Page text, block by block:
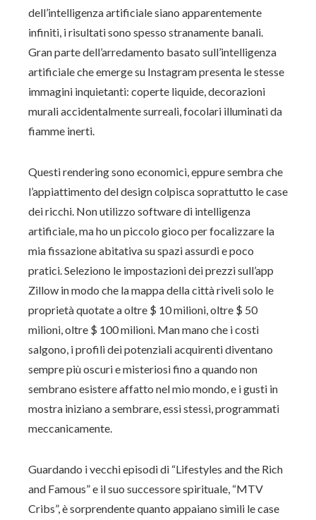
dell’intelligenza artificiale siano apparentemente
infiniti, i risultati sono spesso stranamente banali.
Gran parte dell’arredamento basato sull’intelligenza
artificiale che emerge su Instagram presenta le stesse
immagini inquietanti: coperte liquide, decorazioni
murali accidentalmente surreali, focolari illuminati da
fiamme inerti.
Questi rendering sono economici, eppure sembra che
l’appiattimento del design colpisca soprattutto le case
dei ricchi. Non utilizzo software di intelligenza
artificiale, ma ho un piccolo gioco per focalizzare la
mia fissazione abitativa su spazi assurdi e poco
pratici. Seleziono le impostazioni dei prezzi sull’app
Zillow in modo che la mappa della città riveli solo le
proprietà quotate a oltre $ 10 milioni, oltre $ 50
milioni, oltre $ 100 milioni. Man mano che i costi
salgono, i profili dei potenziali acquirenti diventano
sempre più oscuri e misteriosi fino a quando non
sembrano esistere affatto nel mio mondo, e i gusti in
mostra iniziano a sembrare, essi stessi, programmati
meccanicamente.
Guardando i vecchi episodi di “Lifestyles and the Rich
and Famous” e il suo successore spirituale, “MTV
Cribs”, è sorprendente quanto appaiano simili le case